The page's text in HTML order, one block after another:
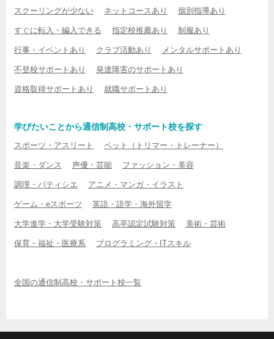
スクーリングが少ない ネットコースあり 個別指導あり
すぐに転入・編入できる 指定校推薦あり 制服あり
行事・イベントあり クラブ活動あり メンタルサポートあり
不登校サポートあり 発達障害のサポートあり
資格取得サポートあり 就職サポートあり
学びたいことから通信制高校・サポート校を探す
スポーツ・アスリート ペット（トリマー・トレーナー）
音楽・ダンス 声優・芸能 ファッション・美容
調理・パティシエ アニメ・マンガ・イラスト
ゲーム・eスポーツ 英語・語学・海外留学
大学進学・大学受験対策 高卒認定試験対策 美術・芸術
保育・福祉・医療系 プログラミング・ITスキル
全国の通信制高校・サポート校一覧